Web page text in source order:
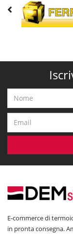
E-commerce di
in pronta consegna.